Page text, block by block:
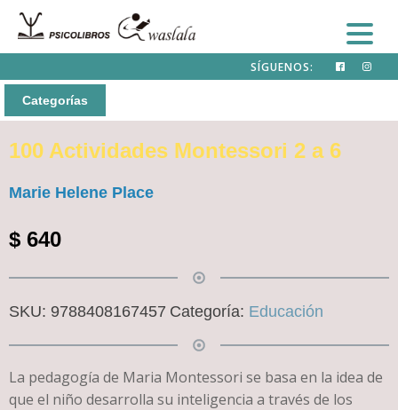
SÍGUENOS:
Categorías
100 Actividades Montessori 2 a 6
Marie Helene Place
$ 640
SKU: 9788408167457 Categoría: Educación
La pedagogía de Maria Montessori se basa en la idea de
que el niño desarrolla su inteligencia a través de los